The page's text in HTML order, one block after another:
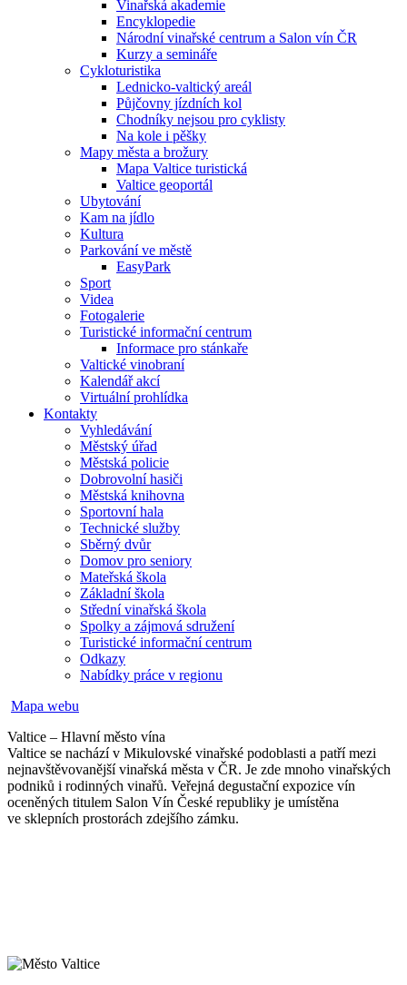
Vinařská akademie
Encyklopedie
Národní vinařské centrum a Salon vín ČR
Kurzy a semináře
Cykloturistika
Lednicko-valtický areál
Půjčovny jízdních kol
Chodníky nejsou pro cyklisty
Na kole i pěšky
Mapy města a brožury
Mapa Valtice turistická
Valtice geoportál
Ubytování
Kam na jídlo
Kultura
Parkování ve městě
EasyPark
Sport
Videa
Fotogalerie
Turistické informační centrum
Informace pro stánkaře
Valtické vinobraní
Kalendář akcí
Virtuální prohlídka
Kontakty
Vyhledávání
Městský úřad
Městská policie
Dobrovolní hasiči
Městská knihovna
Sportovní hala
Technické služby
Sběrný dvůr
Domov pro seniory
Mateřská škola
Základní škola
Střední vinařská škola
Spolky a zájmová sdružení
Turistické informační centrum
Odkazy
Nabídky práce v regionu
Mapa webu
Valtice – Hlavní město vína
Valtice se nachází v Mikulovské vinařské podoblasti a patří mezi
nejnavštěvovanější vinařská města v ČR. Je zde mnoho vinařských
podniků i rodinných vinařů. Veřejná degustační expozice vín
oceněných titulem Salon Vín České republiky je umístěna
ve sklepních prostorách zdejšího zámku.